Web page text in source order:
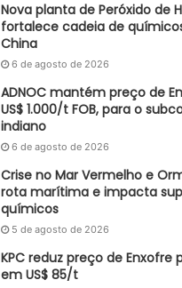
Nova planta de Peróxido de
fortalece cadeia de
China
6 de agosto de 2026
ADNOC mantém preço de
US$ 1.000/t FOB, para o
indiano
6 de agosto de 2026
Crise no Mar Vermelho e
rota marítima e impacta
químicos
5 de agosto de 2026
KPC reduz preço de Enxofre
em US$ 85/t